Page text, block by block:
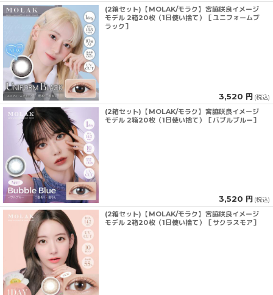
(2箱セット)【MOLAK/モラク】宮脇咲良イメージ
モデル 2箱20枚（1日使い捨て）［ユニフォームブ
ラック］
3,520 円 (税込)
(2箱セット)【MOLAK/モラク】宮脇咲良イメージ
モデル 2箱20枚（1日使い捨て）［バブルブルー］
3,520 円 (税込)
(2箱セット)【MOLAK/モラク】宮脇咲良イメージ
モデル 2箱20枚（1日使い捨て）［サクラスモア］